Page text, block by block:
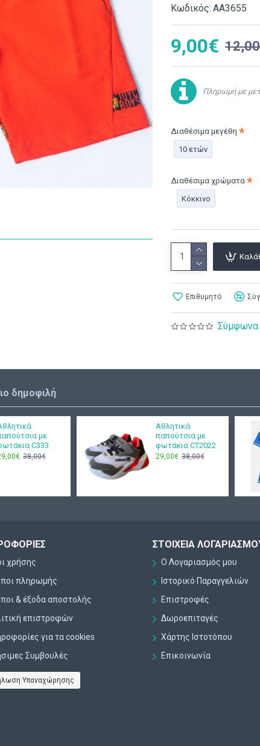
Κωδικός: ΑΑ3655
Σύμφωνα
9,00€
Διαθέσιμα μεγέθη
10 ετών
Διαθέσιμα χρώματα
Κόκκινο
Επιθυμητό
Πληρωμή με
δημοφιλή
με
C333
38,00€
Αθλητικά
παπούτσια με
φωτάκια CT2022
29,00€ 38,00€
χρήσης
πληρωμής
& έξοδα αποστολής
επιστροφών
για τα cookies
Συμβουλές
Υπαναχώρησης
ΣΤΟΙΧΕΊΑ
Ο Λογαριασμός μου
Ιστορικό Παραγγελιών
Επιστροφές
Δωροεπιταγές
Χάρτης Ιστοτόπου
Επικοινωνία